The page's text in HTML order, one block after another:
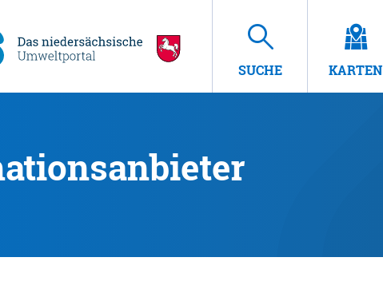
SUCHE KARTEN